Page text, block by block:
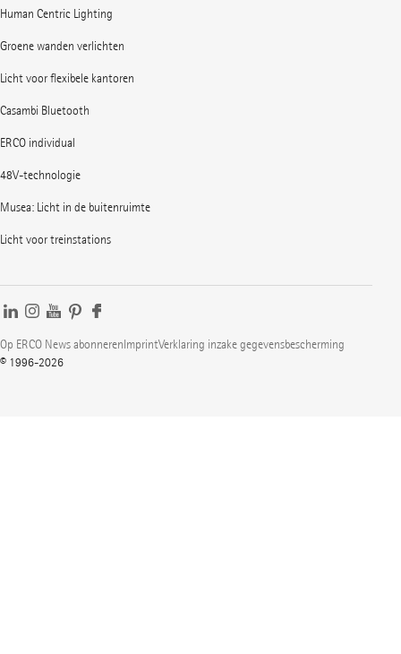
Human Centric Lighting
Groene wanden verlichten
Licht voor flexibele kantoren
Casambi Bluetooth
ERCO individual
48V-technologie
Musea: Licht in de buitenruimte
Licht voor treinstations
Op ERCO News abonnerenImprintVerklaring inzake gegevensbescherming
© 1996-2026